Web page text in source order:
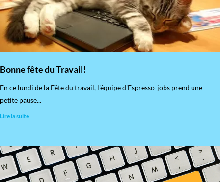
Bonne fête du Travail!
En ce lundi de la Fête du travail, l'équipe d'Espresso-jobs prend une
petite pause...
Lire la suite